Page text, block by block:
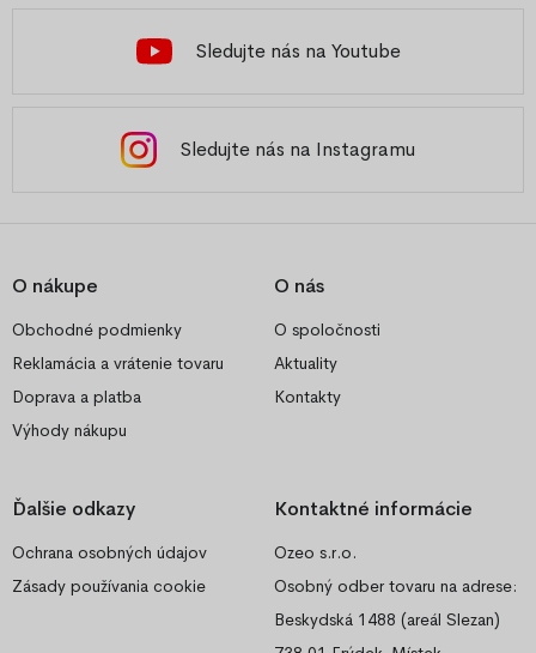
Sledujte nás na Youtube
Sledujte nás na Instagramu
O nákupe
Obchodné podmienky
Reklamácia a vrátenie tovaru
Doprava a platba
Výhody nákupu
O nás
O spoločnosti
Aktuality
Kontakty
Ďalšie odkazy
Ochrana osobných údajov
Zásady používania cookie
Kontaktné informácie
Ozeo s.r.o.
Osobný odber tovaru na adrese:
Beskydská 1488 (areál Slezan)